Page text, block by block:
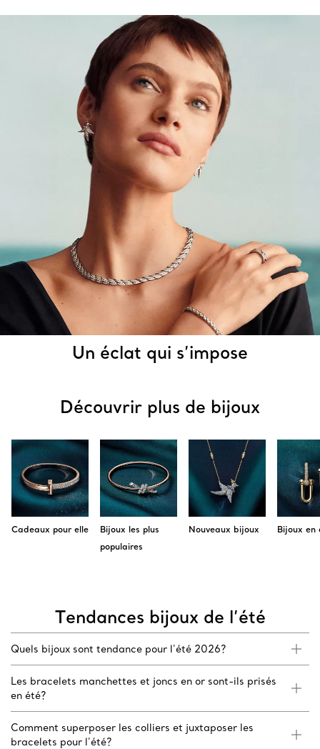
Un éclat qui s’impose
Découvrir plus de bijoux
Cadeaux pour elle
Bijoux les plus
populaires
Nouveaux bijoux Bijoux en
Tendances bijoux de l’été
Quels bijoux sont tendance pour l’été 2026?
Les bracelets manchettes et joncs en or sont-ils prisés
en été?
Comment superposer les colliers et juxtaposer les
bracelets pour l’été?